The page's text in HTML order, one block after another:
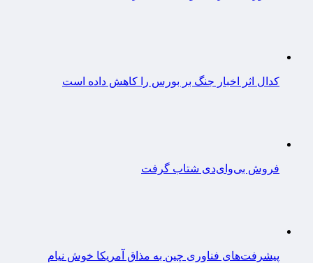
کدال اثر اخبار جنگ بر بورس را کاهش داده است
فروش بی‌وای‌دی شتاب گرفت
پیشرفت‌های فناوری چین به مذاق آمریکا خوش نیام